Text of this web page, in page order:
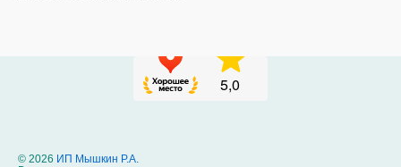
© 2026 ИП Мышкин Р.А.